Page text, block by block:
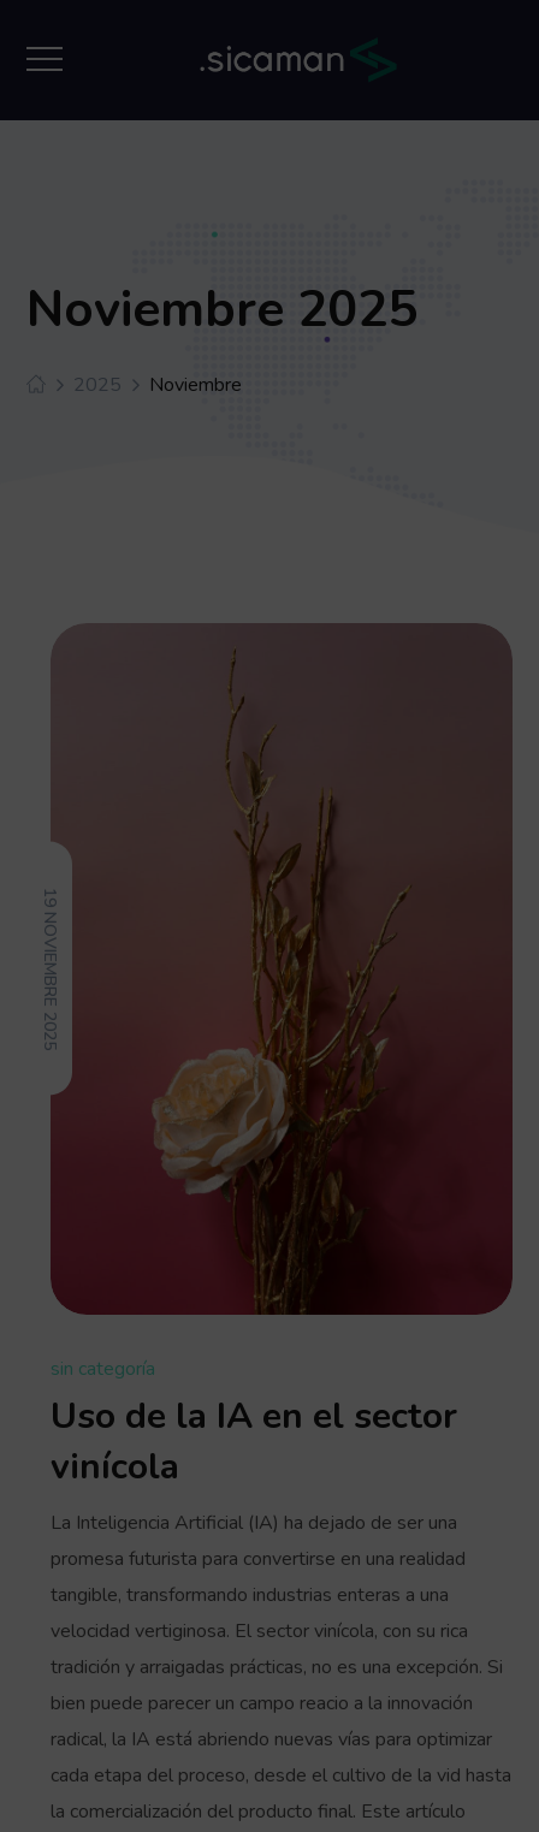
Noviembre 2025
2025 Noviembre
19 NOVIEMBRE 2025
sin categoría
Uso de la IA en el sector
vinícola
La Inteligencia Artificial (IA) ha dejado de ser una
promesa futurista para convertirse en una realidad
tangible, transformando industrias enteras a una
velocidad vertiginosa. El sector vinícola, con su rica
tradición y arraigadas prácticas, no es una excepción. Si
bien puede parecer un campo reacio a la innovación
radical, la IA está abriendo nuevas vías para optimizar
cada etapa del proceso, desde el cultivo de la vid hasta
la comercialización del producto final. Este artículo